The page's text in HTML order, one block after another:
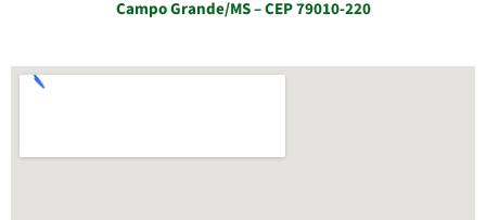
Campo Grande/MS – CEP 79010-220